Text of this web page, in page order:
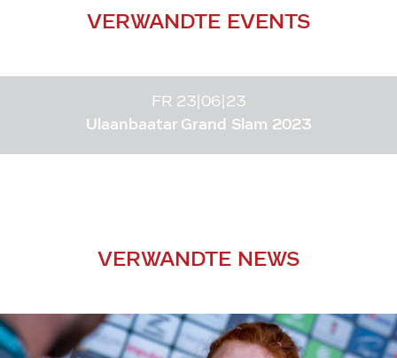
VERWANDTE EVENTS
FR 23|06|23
Ulaanbaatar Grand Slam 2023
VERWANDTE NEWS